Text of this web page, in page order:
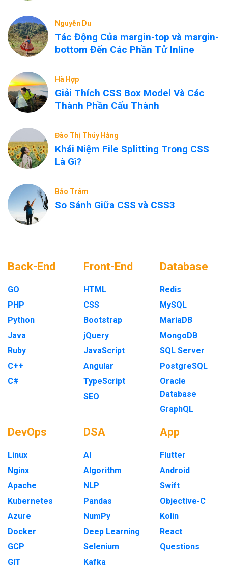
Nguyễn Du
Tác Động Của margin-top và margin-
bottom Đến Các Phần Tử Inline
Hà Hợp
Giải Thích CSS Box Model Và Các
Thành Phần Cấu Thành
Đào Thị Thúy Hằng
Khái Niệm File Splitting Trong CSS
Là Gì?
Bảo Trâm
So Sánh Giữa CSS và CSS3
Back-End
GO
PHP
Python
Java
Ruby
C++
C#
Front-End
HTML
CSS
Bootstrap
jQuery
JavaScript
Angular
TypeScript
SEO
Database
Redis
MySQL
MariaDB
MongoDB
SQL Server
PostgreSQL
Oracle
Database
GraphQL
DevOps
Linux
Nginx
Apache
Kubernetes
Azure
Docker
GCP
GIT
DSA
AI
Algorithm
NLP
Pandas
NumPy
Deep Learning
Selenium
Kafka
App
Flutter
Android
Swift
Objective-C
Kolin
React
Questions